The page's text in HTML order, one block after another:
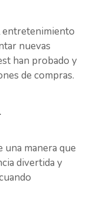
entretenimiento
nuevas
han probado y
de compras.
una manera que
divertida y